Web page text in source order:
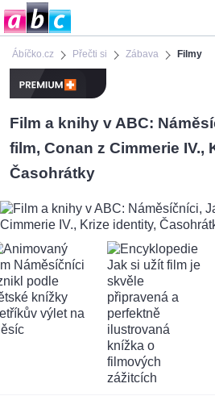
Ábíčko.cz Přečti si Zábava Filmy
Film a knihy v ABC:
film, Conan z Cimmerie IV.,
Časohrátky